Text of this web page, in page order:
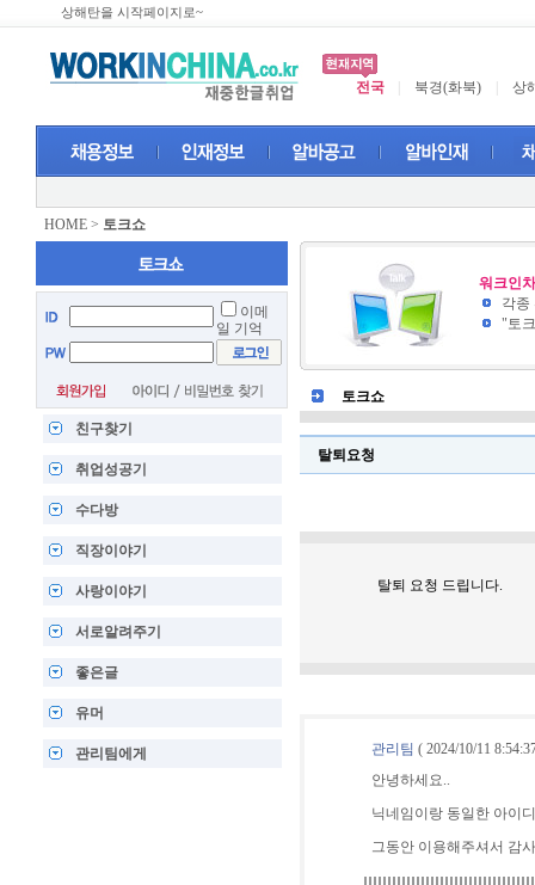
상해탄을 시작페이지로~
전국 북경(화북) 상
HOME > 토크쇼
이메
일 기억
친구찾기
취업성공기
수다방
직장이야기
사랑이야기
서로알려주기
좋은글
유머
관리팀에게
워크인
각종
"토
토크쇼
탈퇴요청
탈퇴 요청 드립니다.
관리팀 ( 2024/10/11
안녕하세요..
닉네임이랑 동일한 아이
그동안 이용해주셔서 감